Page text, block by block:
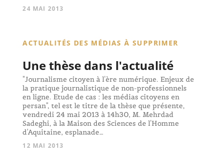
24 MAI 2013
ACTUALITÉS DES MÉDIAS À SUPPRIMER
Une thèse dans l'actualité
"Journalisme citoyen à l'ère numérique. Enjeux de
la pratique journalistique de non-professionnels
en ligne. Etude de cas : les médias citoyens en
persan", tel est le titre de la thèse que présente,
vendredi 24 mai 2013 à 14h30, M. Mehrdad
Sadeghi, à la Maison des Sciences de l'Homme
d'Aquitaine, esplanade…
12 MAI 2013